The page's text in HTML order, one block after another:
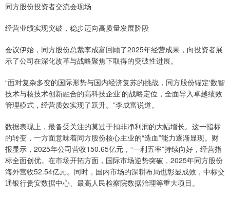
同方股份投资者交流会现场
经营业绩实现突破，稳步迈向高质量发展阶段
会议伊始，同方股份总裁李成富回顾了2025年经营成果，向投资者展
示了公司在深化改革与战略聚焦下取得的突破性进展。
“面对复杂多变的国际形势与国内经济复苏的挑战，同方股份锚定‘数智
技术与核技术创新融合的高科技企业’的战略定位，全面导入卓越绩效
管理模式，经营质效实现了跃升。”李成富说道。
数据表现上，最备受关注的莫过于扣非净利润的大幅增长。这一指标
的转变，一方面意味着同方股份核心主业的“造血”能力逐渐显现。财
报显示，2025年公司营收150.65亿元，“一利五率”持续向好，经营指
标全面创优。在市场开拓方面，国际市场逆势突破，2025年同方股份
海外营收52.54亿元。同时，国内市场的深耕布局也彰显成效，中标交
通银行贵安数据中心、最高人民检察院数据治理等重大项目。